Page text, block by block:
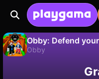
Obby: Defend
Obby
Zapisz postępy!